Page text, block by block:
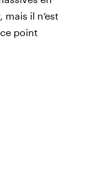
il n’est
point